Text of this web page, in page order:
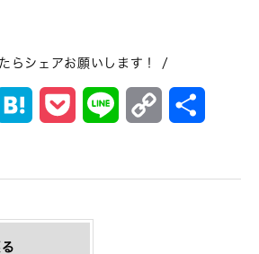
らシェアお願いします！ /
Hatena Pocket Line Copy